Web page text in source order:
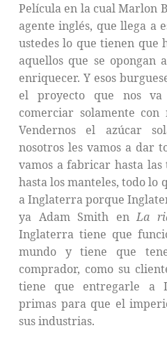
Película en la cual Marlon
agente inglés, que llega a
ustedes lo que tienen que
aquellos que se opongan
enriquecer. Y esos
el proyecto que nos va
comerciar solamente con
Vendernos el azúcar
nosotros les vamos a dar
vamos a fabricar hasta
hasta los manteles, todo lo
a Inglaterra porque
ya Adam Smith enLa
Inglaterra tiene que
mundo y tiene que
comprador, como su
tiene que entregarle a
primas para que el
sus industrias.